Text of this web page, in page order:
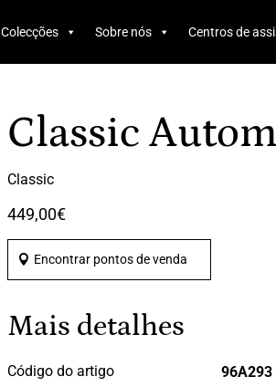
Colecções Sobre nós Centros de
Classic
Classic
449,00€
Encontrar pontos de venda
Mais detalhes
Código do artigo 96A293